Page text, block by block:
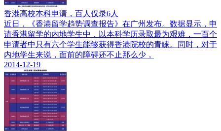
香港高校本科申请，百人仅录6人
近日，《香港留学趋势调查报告》在广州发布。数据显示，申
请香港留学的内地学生中，以本科学历录取最为艰难，一百个
申请者中只有六个学生能够获得香港院校的青睐。同时，对于
内地学生来说，面前的障碍还不止那么少，
2014-12-19